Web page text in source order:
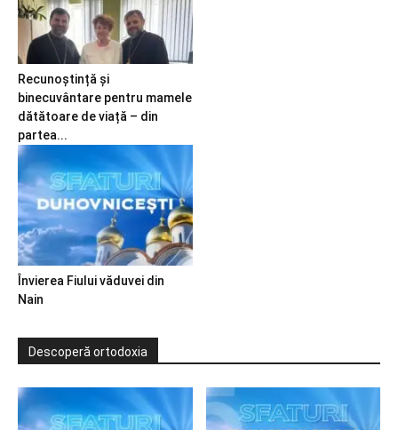
Recunoștință și
binecuvântare pentru mamele
dătătoare de viață – din
partea...
Învierea Fiului văduvei din
Nain
Descoperă ortodoxia